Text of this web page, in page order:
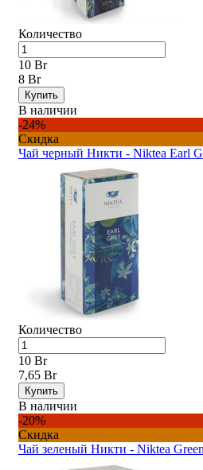
Количество
10 Br
8 Br
Купить
В наличии
-24%
Скидка
Чай черный Никти - Niktea Earl
Количество
10 Br
7,65 Br
Купить
В наличии
-20%
Скидка
Чай зеленый Никти - Niktea